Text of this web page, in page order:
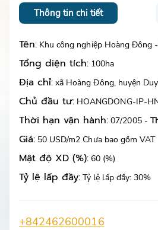
Thông tin chi tiết
Tên: Khu công nghiệp Hoàng Đông
Tổng diện tích: 100ha
Địa chỉ: xã Hoàng Đông, huyện
Chủ đầu tư: HOANGDONG-IP-
Thời hạn vận hành: 07/2005 -
Giá: 50 USD/m2 Chưa bao gồm VAT
Mật độ XD (%): 60 (%)
Tỷ lệ lấp đầy: Tỷ lệ lấp đầy: 30%
+842462600016